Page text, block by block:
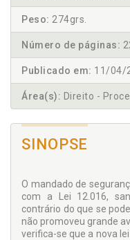
Peso: 274grs.
Número de páginas:
Publicado em: 11/04/
Área(s): Direito -
SINOPSE
O mandado de
com a Lei 12.016,
contrário do que se
não promoveu grande
verifica-se que a nova